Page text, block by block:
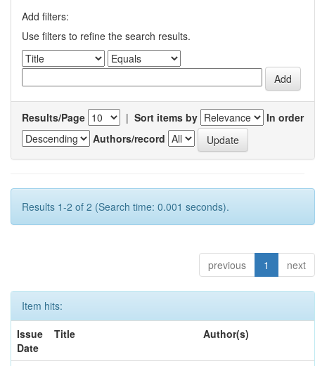
Add filters:
Use filters to refine the search results.
Results/Page | Sort items by
In order
Authors/record
Results 1-2 of 2 (Search time: 0.001 seconds).
previous 1 next
Item hits:
Issue
Date
Title Author(s)